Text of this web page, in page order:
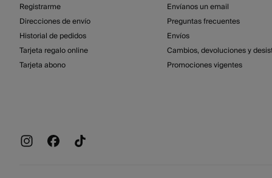
Registrarme
Direcciones de envío
Historial de pedidos
Tarjeta regalo online
Tarjeta abono
Envíanos un email
Preguntas frecuentes
Envíos
Cambios, devoluciones y
Promociones vigentes